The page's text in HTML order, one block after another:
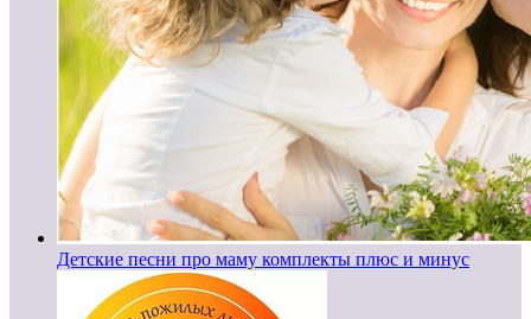
Детские песни про маму комплекты плюс и минус